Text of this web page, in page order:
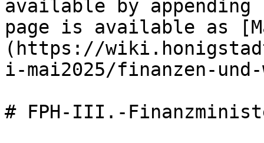
available by
page is available as
(https://
i-mai2025/finanzen-
# FPH-III.-